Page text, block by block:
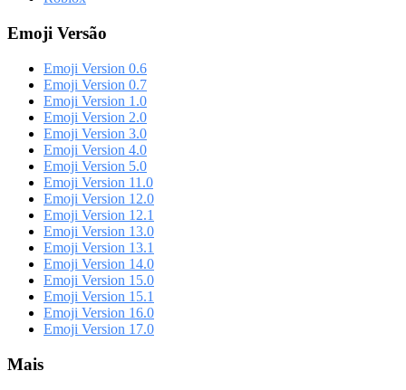
Emoji Versão
Emoji Version 0.6
Emoji Version 0.7
Emoji Version 1.0
Emoji Version 2.0
Emoji Version 3.0
Emoji Version 4.0
Emoji Version 5.0
Emoji Version 11.0
Emoji Version 12.0
Emoji Version 12.1
Emoji Version 13.0
Emoji Version 13.1
Emoji Version 14.0
Emoji Version 15.0
Emoji Version 15.1
Emoji Version 16.0
Emoji Version 17.0
Mais